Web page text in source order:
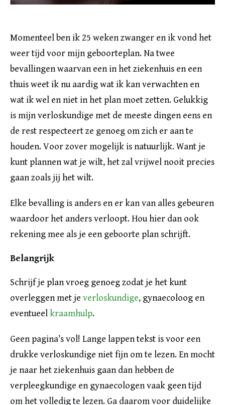
Momenteel ben ik 25 weken zwanger en ik vond het
weer tijd voor mijn geboorteplan. Na twee
bevallingen waarvan een in het ziekenhuis en een
thuis weet ik nu aardig wat ik kan verwachten en
wat ik wel en niet in het plan moet zetten. Gelukkig
is mijn verloskundige met de meeste dingen eens en
de rest respecteert ze genoeg om zich er aan te
houden. Voor zover mogelijk is natuurlijk. Want je
kunt plannen wat je wilt, het zal vrijwel nooit precies
gaan zoals jij het wilt.
Elke bevalling is anders en er kan van alles gebeuren
waardoor het anders verloopt. Hou hier dan ook
rekening mee als je een geboorte plan schrijft.
Belangrijk
Schrijf je plan vroeg genoeg zodat je het kunt
overleggen met je verloskundige, gynaecoloog en
eventueelkraamhulp.
Geen pagina’s vol! Lange lappen tekst is voor een
drukke verloskundige niet fijn om te lezen. En mocht
je naar het ziekenhuis gaan dan hebben de
verpleegkundige en gynaecologen vaak geen tijd
om het volledig te lezen. Ga daarom voor duidelijke